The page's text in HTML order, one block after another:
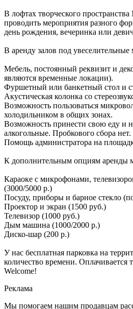
В лофтах творческого
проводить мероприятия разного
день рождения, вечеринка или
В аренду залов под увеселительные
Мебель, постоянный реквизит и
являются временные локации).
Фуршетный или банкетный стол и
Акустическая колонка со
Возможность пользоваться
холодильником в общих зонах.
Возможность принести свою еду и
алкогольные. Пробкового сбора нет.
Помощь администратора на
К дополнительным опциям аренды
Караоке с микрофонами,
(3000/5000 р.)
Посуду, приборы и барное стекло
Проектор и экран (1500 руб.)
Телевизор (1000 руб.)
Дым машина (1000/2000 р.)
Диско-шар (200 р.)
У нас бесплатная парковка на
количество времени. Оплачивается
Welcome!
Реклама
Мы помогаем нашим продавцам